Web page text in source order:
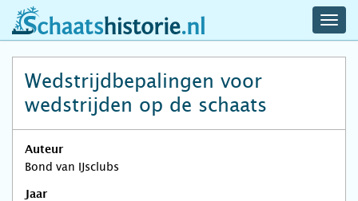
schaatshistorie.nl
Wedstrijdbepalingen voor
wedstrijden op de schaats
Auteur
Bond van IJsclubs
Jaar